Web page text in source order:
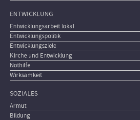
ENTWICKLUNG
Entwicklungsarbeit lokal
Entwicklungspolitik
Entwicklungsziele
Kirche und Entwicklung
Nothilfe
Wirksamkeit
SOZIALES
Armut
Bildung